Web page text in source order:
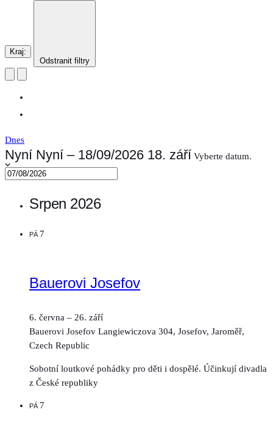
Kraj:
Odstranit filtry
Dnes
Nyní Nyní – 18/09/2026 18. září Vyberte datum.
Srpen 2026
PÁ 7
Bauerovi Josefov
6. června – 26. září
Bauerovi Josefov Langiewiczova 304, Josefov, Jaroměř,
Czech Republic
Sobotní loutkové pohádky pro děti i dospělé. Účinkují divadla
z České republiky
PÁ 7